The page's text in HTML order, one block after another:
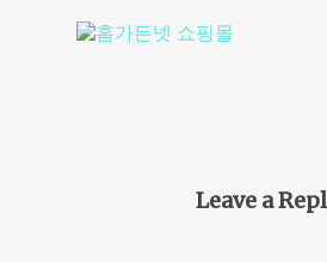
Leave a